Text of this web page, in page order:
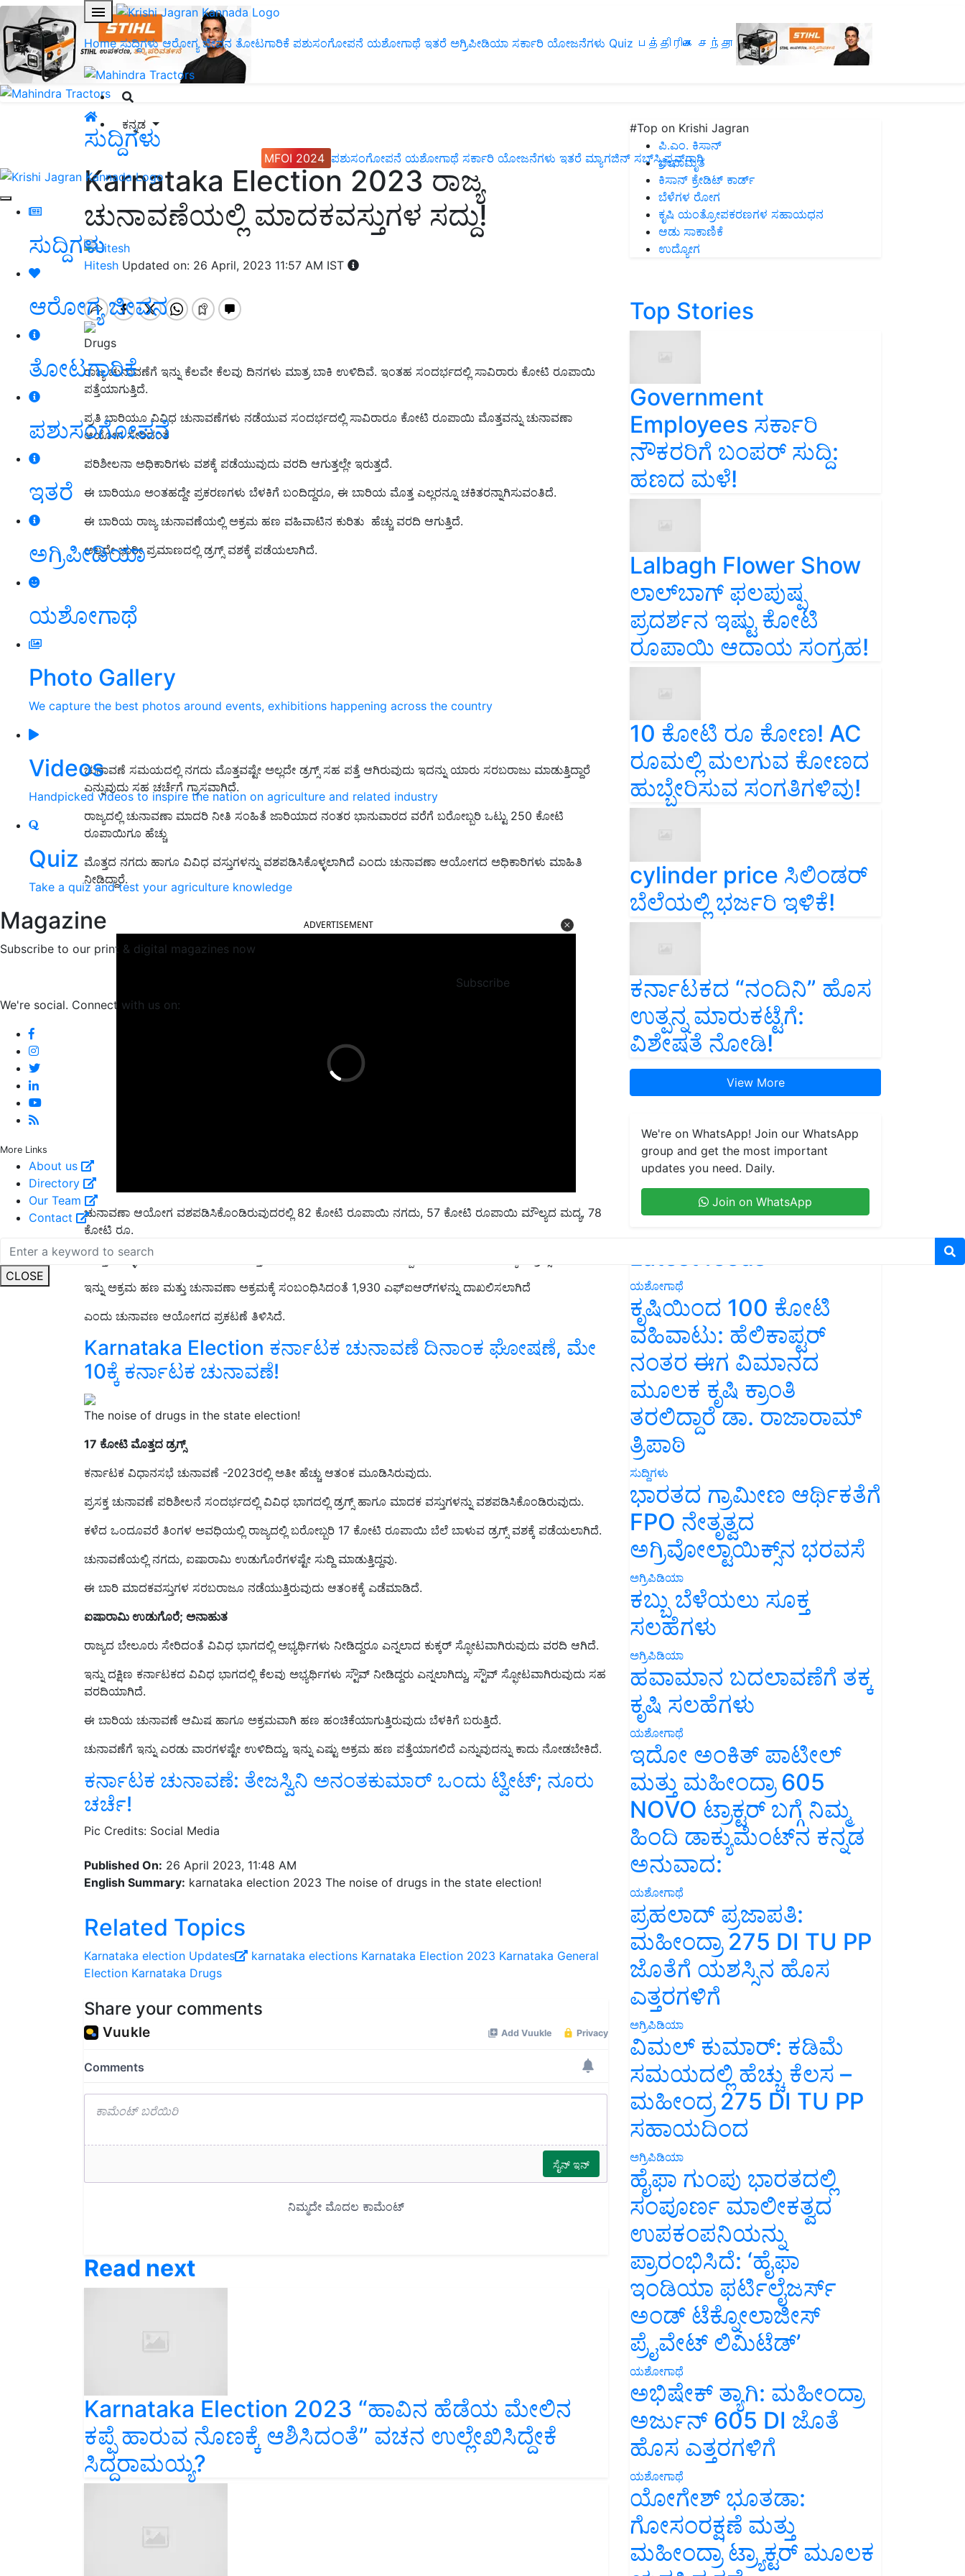
Home ಸುದ್ದಿಗಳು ಆರೋಗ್ಯ ಜೀವನ ತೋಟಗಾರಿಕೆ ಪಶುಸಂಗೋಪನೆ ಯಶೋಗಾಥೆ ಇತರೆ ಅಗ್ರಿಪೀಡಿಯಾ ಸರ್ಕಾರಿ ಯೋಜನೆಗಳು Quiz பத்திரிகை சந்தா
ಕನ್ನಡ
MFOI 2024 ಪಶುಸಂಗೋಪನೆ ಯಶೋಗಾಥೆ ಸರ್ಕಾರಿ ಯೋಜನೆಗಳು ಇತರೆ ಮ್ಯಾಗಜಿನ್‌ ಸಬ್‌ಸ್ಕ್ರಿಪ್ಷನ್‌ಗಾಗಿ
ಸುದ್ದಿಗಳು
ಆರೋಗ್ಯ ಜೀವನ
ತೋಟಗಾರಿಕೆ
ಪಶುಸಂಗೋಪನೆ
ಇತರೆ
ಅಗ್ರಿಪೀಡಿಯಾ
ಯಶೋಗಾಥೆ
Photo Gallery
We capture the best photos around events, exhibitions happening across the country
Videos
Handpicked videos to inspire the nation on agriculture and related industry
Quiz
Take a quiz and test your agriculture knowledge
Magazine
Subscribe to our print & digital magazines now
Subscribe
We're social. Connect with us on:
More Links
About us
Directory
Our Team
Contact
CLOSE
ಸುದ್ದಿಗಳು
Karnataka Election 2023 ರಾಜ್ಯ
ಚುನಾವಣೆಯಲ್ಲಿ ಮಾದಕವಸ್ತುಗಳ ಸದ್ದು!
Hitesh Updated on: 26 April, 2023 11:57 AM IST
Drugs
ರಾಜ್ಯ ಚುನಾವಣೆಗೆ ಇನ್ನು ಕೆಲವೇ ಕೆಲವು ದಿನಗಳು ಮಾತ್ರ ಬಾಕಿ ಉಳಿದಿವೆ. ಇಂತಹ ಸಂದರ್ಭದಲ್ಲಿ ಸಾವಿರಾರು ಕೋಟಿ ರೂಪಾಯಿ
ಪತ್ತೆಯಾಗುತ್ತಿದೆ.
ಪ್ರತಿ ಬಾರಿಯೂ ವಿವಿಧ ಚುನಾವಣೆಗಳು ನಡೆಯುವ ಸಂದರ್ಭದಲ್ಲಿ ಸಾವಿರಾರೂ ಕೋಟಿ ರೂಪಾಯಿ ಮೊತ್ತವನ್ನು ಚುನಾವಣಾ
ಆಯೋಗ ಸೇರಿದಂತೆ
ಪರಿಶೀಲನಾ ಅಧಿಕಾರಿಗಳು ವಶಕ್ಕೆ ಪಡೆಯುವುದು ವರದಿ ಆಗುತ್ತಲ್ಲೇ ಇರುತ್ತದೆ.
ಈ ಬಾರಿಯೂ ಅಂತಹದ್ದೇ ಪ್ರಕರಣಗಳು ಬೆಳಕಿಗೆ ಬಂದಿದ್ದರೂ, ಈ ಬಾರಿಯ ಮೊತ್ತ ಎಲ್ಲರನ್ನೂ ಚಕಿತರನ್ನಾಗಿಸುವಂತಿದೆ.
ಈ ಬಾರಿಯ ರಾಜ್ಯ ಚುನಾವಣೆಯಲ್ಲಿ ಅಕ್ರಮ ಹಣ ವಹಿವಾಟಿನ ಕುರಿತು ಹೆಚ್ಚು ವರದಿ ಆಗುತ್ತಿದೆ.
ಅಲ್ಲದೇ ಭಾರೀ ಪ್ರಮಾಣದಲ್ಲಿ ಡ್ರಗ್ಸ್‌ ವಶಕ್ಕೆ ಪಡೆಯಲಾಗಿದೆ.
ಚುನಾವಣೆ ಸಮಯದಲ್ಲಿ ನಗದು ಮೊತ್ತವಷ್ಟೇ ಅಲ್ಲದೇ ಡ್ರಗ್ಸ್‌ ಸಹ ಪತ್ತೆ ಆಗಿರುವುದು ಇದನ್ನು ಯಾರು ಸರಬರಾಜು ಮಾಡುತ್ತಿದ್ದಾರೆ
ಎನ್ನುವುದು ಸಹ ಚರ್ಚೆಗೆ ಗ್ರಾಸವಾಗಿದೆ.
ರಾಜ್ಯದಲ್ಲಿ ಚುನಾವಣಾ ಮಾದರಿ ನೀತಿ ಸಂಹಿತೆ ಜಾರಿಯಾದ ನಂತರ ಭಾನುವಾರದ ವರೆಗೆ ಬರೋಬ್ಬರಿ ಒಟ್ಟು 250 ಕೋಟಿ
ರೂಪಾಯಿಗೂ ಹೆಚ್ಚು
ಮೊತ್ತದ ನಗದು ಹಾಗೂ ವಿವಿಧ ವಸ್ತುಗಳನ್ನು ವಶಪಡಿಸಿಕೊಳ್ಳಲಾಗಿದೆ ಎಂದು ಚುನಾವಣಾ ಆಯೋಗದ ಅಧಿಕಾರಿಗಳು ಮಾಹಿತಿ
ನೀಡಿದ್ದಾರೆ.
ಚುನಾವಣಾ ಆಯೋಗ ವಶಪಡಿಸಿಕೊಂಡಿರುವುದರಲ್ಲಿ 82 ಕೋಟಿ ರೂಪಾಯಿ ನಗದು, 57 ಕೋಟಿ ರೂಪಾಯಿ ಮೌಲ್ಯದ ಮದ್ಯ, 78
ಕೋಟಿ ರೂ.
ಇನ್ನು ಅಕ್ರಮ ಹಣ ಮತ್ತು ಚುನಾವಣಾ ಅಕ್ರಮಕ್ಕೆ ಸಂಬಂಧಿಸಿದಂತೆ 1,930 ಎಫ್‌ಐಆರ್‌ಗಳನ್ನು ದಾಖಲಿಸಲಾಗಿದೆ
ಎಂದು ಚುನಾವಣ ಆಯೋಗದ ಪ್ರಕಟಣೆ ತಿಳಿಸಿದೆ.
Karnataka Election ಕರ್ನಾಟಕ ಚುನಾವಣೆ ದಿನಾಂಕ ಘೋಷಣೆ, ಮೇ
10ಕ್ಕೆ ಕರ್ನಾಟಕ ಚುನಾವಣೆ!
The noise of drugs in the state election!
17 ಕೋಟಿ ಮೊತ್ತದ ಡ್ರಗ್ಸ್‌
ಕರ್ನಾಟಕ ವಿಧಾನಸಭೆ ಚುನಾವಣೆ -2023ರಲ್ಲಿ ಅತೀ ಹೆಚ್ಚು ಆತಂಕ ಮೂಡಿಸಿರುವುದು.
ಪ್ರಸಕ್ತ ಚುನಾವಣೆ ಪರಿಶೀಲನೆ ಸಂದರ್ಭದಲ್ಲಿ ವಿವಿಧ ಭಾಗದಲ್ಲಿ ಡ್ರಗ್ಸ್‌ ಹಾಗೂ ಮಾದಕ ವಸ್ತುಗಳನ್ನು ವಶಪಡಿಸಿಕೊಂಡಿರುವುದು.
ಕಳೆದ ಒಂದೂವರೆ ತಿಂಗಳ ಅವಧಿಯಲ್ಲಿ ರಾಜ್ಯದಲ್ಲಿ ಬರೋಬ್ಬರಿ 17 ಕೋಟಿ ರೂಪಾಯಿ ಬೆಲೆ ಬಾಳುವ ಡ್ರಗ್ಸ್‌ ವಶಕ್ಕೆ ಪಡೆಯಲಾಗಿದೆ.
ಚುನಾವಣೆಯಲ್ಲಿ ನಗದು, ಐಷಾರಾಮಿ ಉಡುಗೊರೆಗಳಷ್ಟೇ ಸುದ್ದಿ ಮಾಡುತ್ತಿದ್ದವು.
ಈ ಬಾರಿ ಮಾದಕವಸ್ತುಗಳ ಸರಬರಾಜೂ ನಡೆಯುತ್ತಿರುವುದು ಆತಂಕಕ್ಕೆ ಎಡೆಮಾಡಿದೆ.
ಐಷಾರಾಮಿ ಉಡುಗೊರೆ; ಅನಾಹುತ
ಇನ್ನು ದಕ್ಷಿಣ ಕರ್ನಾಟಕದ ವಿವಿಧ ಭಾಗದಲ್ಲಿ ಕೆಲವು ಅಭ್ಯರ್ಥಿಗಳು ಸ್ಟೌವ್‌ ನೀಡಿದ್ದರು ಎನ್ನಲಾಗಿದ್ದು, ಸ್ಟೌವ್‌ ಸ್ಫೋಟವಾಗಿರುವುದು ಸಹ
ವರದಿಯಾಗಿದೆ.
ಚುನಾವಣೆಗೆ ಇನ್ನು ಎರಡು ವಾರಗಳಷ್ಟೇ ಉಳಿದಿದ್ದು, ಇನ್ನು ಎಷ್ಟು ಅಕ್ರಮ ಹಣ ಪತ್ತೆಯಾಗಲಿದೆ ಎನ್ನುವುದನ್ನು ಕಾದು ನೋಡಬೇಕಿದೆ.
ಕರ್ನಾಟಕ ಚುನಾವಣೆ: ತೇಜಸ್ವಿನಿ ಅನಂತಕುಮಾರ್ ಒಂದು ಟ್ವೀಟ್‌; ನೂರು
ಚರ್ಚೆ!
Pic Credits: Social Media
English Summary:karnataka election 2023 The noise of drugs in the state election!
Related Topics
Karnataka election Updates
Election Karnataka Drugs
Karnataka Election 2023 “ಹಾವಿನ ಹೆಡೆಯ ಮೇಲಿನ
ಕಪ್ಪೆ ಹಾರುವ ನೊಣಕ್ಕೆ ಆಶಿಸಿದಂತೆ” ವಚನ ಉಲ್ಲೇಖಿಸಿದ್ದೇಕೆ
ಸಿದ್ದರಾಮಯ್ಯ?
#Top on Krishi Jagran
ಪಿ.ಎಂ. ಕಿಸಾನ್
ಜೀವಾಮೃತ
ಕಿಸಾನ್ ಕ್ರೇಡಿಟ್ ಕಾರ್ಡ್
ಬೆಳೆಗಳ ರೋಗ
ಕೃಷಿ ಯಂತ್ರೋಪಕರಣಗಳ ಸಹಾಯಧನ
ಆಡು ಸಾಕಾಣಿಕೆ
ಉದ್ಯೋಗ
Top Stories
Government
Employees ಸರ್ಕಾರಿ
ನೌಕರರಿಗೆ ಬಂಪರ್‌ ಸುದ್ದಿ:
ಹಣದ ಮಳೆ!
Lalbagh Flower Show
ಲಾಲ್‌ಬಾಗ್ ಫಲಪುಷ್ಪ
ಪ್ರದರ್ಶನ ಇಷ್ಟು ಕೋಟಿ
ರೂಪಾಯಿ ಆದಾಯ ಸಂಗ್ರಹ!
10 ಕೋಟಿ ರೂ ಕೋಣ! AC
ರೂಮಲ್ಲಿ ಮಲಗುವ ಕೋಣದ
ಹುಬ್ಬೇರಿಸುವ ಸಂಗತಿಗಳಿವು!
cylinder price ಸಿಲಿಂಡರ್‌
ಬೆಲೆಯಲ್ಲಿ ಭರ್ಜರಿ ಇಳಿಕೆ!
ಕರ್ನಾಟಕದ “ನಂದಿನಿ” ಹೊಸ
ಉತ್ಪನ್ನ ಮಾರುಕಟ್ಟೆಗೆ:
ವಿಶೇಷತೆ ನೋಡಿ!
View More
We're on WhatsApp! Join our WhatsApp
group and get the most important
updates you need. Daily.
Join on WhatsApp
Latest feeds
ಯಶೋಗಾಥೆ
ಕೃಷಿಯಿಂದ 100 ಕೋಟಿ
ವಹಿವಾಟು: ಹೆಲಿಕಾಪ್ಟರ್
ನಂತರ ಈಗ ವಿಮಾನದ
ಮೂಲಕ ಕೃಷಿ ಕ್ರಾಂತಿ
ತರಲಿದ್ದಾರೆ ಡಾ. ರಾಜಾರಾಮ್
ತ್ರಿಪಾಠಿ
ಸುದ್ದಿಗಳು
ಭಾರತದ ಗ್ರಾಮೀಣ ಆರ್ಥಿಕತೆಗೆ
FPO ನೇತೃತ್ವದ
ಅಗ್ರಿವೋಲ್ಟಾಯಿಕ್ಸ್‌ನ ಭರವಸೆ
ಅಗ್ರಿಪಿಡಿಯಾ
ಕಬ್ಬು ಬೆಳೆಯಲು ಸೂಕ್ತ
ಸಲಹೆಗಳು
ಅಗ್ರಿಪಿಡಿಯಾ
ಹವಾಮಾನ ಬದಲಾವಣೆಗೆ ತಕ್ಕ
ಕೃಷಿ ಸಲಹೆಗಳು
ಯಶೋಗಾಥೆ
ಇದೋ ಅಂಕಿತ್ ಪಾಟೀಲ್
ಮತ್ತು ಮಹೀಂದ್ರಾ 605
NOVO ಟ್ರಾಕ್ಟರ್ ಬಗ್ಗೆ ನಿಮ್ಮ
ಹಿಂದಿ ಡಾಕ್ಯುಮೆಂಟ್‌ನ ಕನ್ನಡ
ಅನುವಾದ:
ಯಶೋಗಾಥೆ
ಪ್ರಹಲಾದ್ ಪ್ರಜಾಪತಿ:
ಮಹೀಂದ್ರಾ 275 DI TU PP
ಜೊತೆಗೆ ಯಶಸ್ಸಿನ ಹೊಸ
ಎತ್ತರಗಳಿಗೆ
ಅಗ್ರಿಪಿಡಿಯಾ
ವಿಮಲ್ ಕುಮಾರ್: ಕಡಿಮೆ
ಸಮಯದಲ್ಲಿ ಹೆಚ್ಚು ಕೆಲಸ –
ಮಹೀಂದ್ರ 275 DI TU PP
ಸಹಾಯದಿಂದ
ಅಗ್ರಿಪಿಡಿಯಾ
ಹೈಫಾ ಗುಂಪು ಭಾರತದಲ್ಲಿ
ಸಂಪೂರ್ಣ ಮಾಲೀಕತ್ವದ
ಉಪಕಂಪನಿಯನ್ನು
ಪ್ರಾರಂಭಿಸಿದೆ: ‘ಹೈಫಾ
ಇಂಡಿಯಾ ಫರ್ಟಿಲೈಜರ್ಸ್
ಅಂಡ್ ಟೆಕ್ನೋಲಾಜೀಸ್
ಪ್ರೈವೇಟ್ ಲಿಮಿಟೆಡ್’
ಯಶೋಗಾಥೆ
ಅಭಿಷೇಕ್ ತ್ಯಾಗಿ: ಮಹೀಂದ್ರಾ
ಅರ್ಜುನ್ 605 DI ಜೊತೆ
ಹೊಸ ಎತ್ತರಗಳಿಗೆ
ಯಶೋಗಾಥೆ
ಯೋಗೇಶ್ ಭೂತಡಾ:
ಗೋಸಂರಕ್ಷಣೆ ಮತ್ತು
ಮಹೀಂದ್ರಾ ಟ್ರ್ಯಾಕ್ಟರ್ ಮೂಲಕ